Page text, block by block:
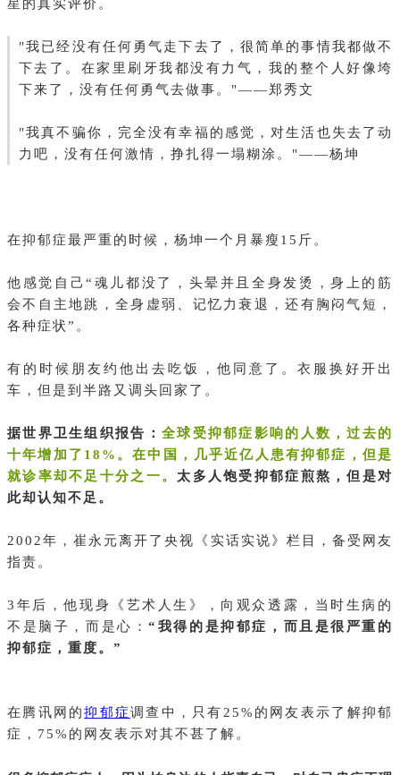
星的真实评价。
"我已经没有任何勇气走下去了，很简单的事情我都做不
下去了。在家里刷牙我都没有力气，我的整个人好像垮
下来了，没有任何勇气去做事。"——郑秀文
"我真不骗你，完全没有幸福的感觉，对生活也失去了动
力吧，没有任何激情，挣扎得一塌糊涂。"——杨坤
在抑郁症最严重的时候，杨坤一个月暴瘦15斤。
他感觉自己“魂儿都没了，头晕并且全身发烫，身上的筋
会不自主地跳，全身虚弱、记忆力衰退，还有胸闷气短，
各种症状”。
有的时候朋友约他出去吃饭，他同意了。衣服换好开出
车，但是到半路又调头回家了。
据世界卫生组织报告： 全球受抑郁症影响的人数，过去的
十年增加了18%。在中国，几乎近亿人患有抑郁症，但是
就诊率却不足十分之一。 太多人饱受抑郁症煎熬，但是对
此却认知不足。
2002年，崔永元离开了央视《实话实说》栏目，备受网友
指责。
3年后，他现身《艺术人生》，向观众透露，当时生病的
不是脑子，而是心：“我得的是抑郁症，而且是很严重的
抑郁症，重度。”
在腾讯网的抑郁症调查中，只有25%的网友表示了解抑郁
症，75%的网友表示对其不甚了解。